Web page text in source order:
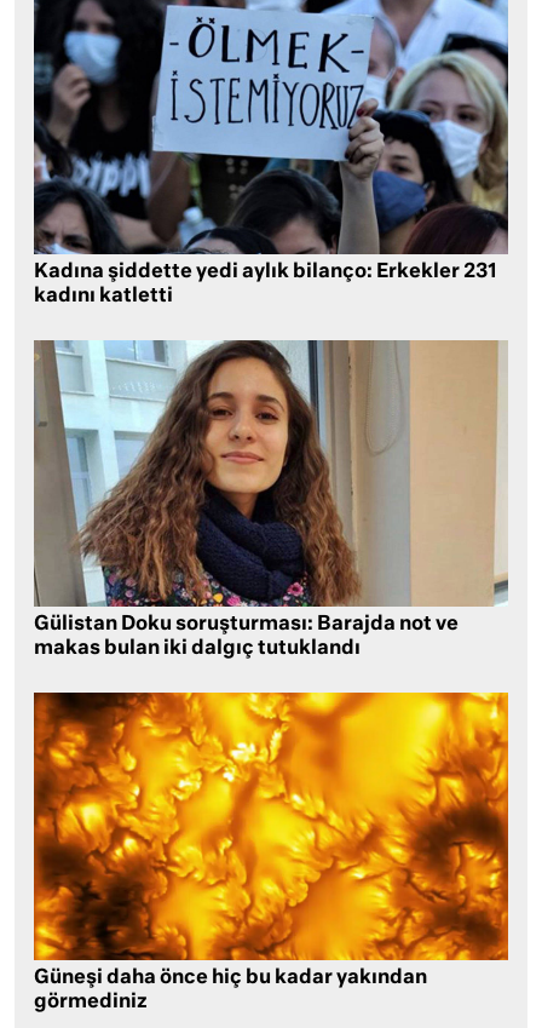
Kadına şiddette yedi aylık bilanço: Erkekler 231
kadını katletti
Gülistan Doku soruşturması: Barajda not ve
makas bulan iki dalgıç tutuklandı
Güneşi daha önce hiç bu kadar yakından
görmediniz